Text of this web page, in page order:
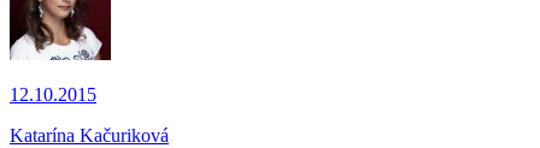
12.10.2015
Katarína Kačuriková